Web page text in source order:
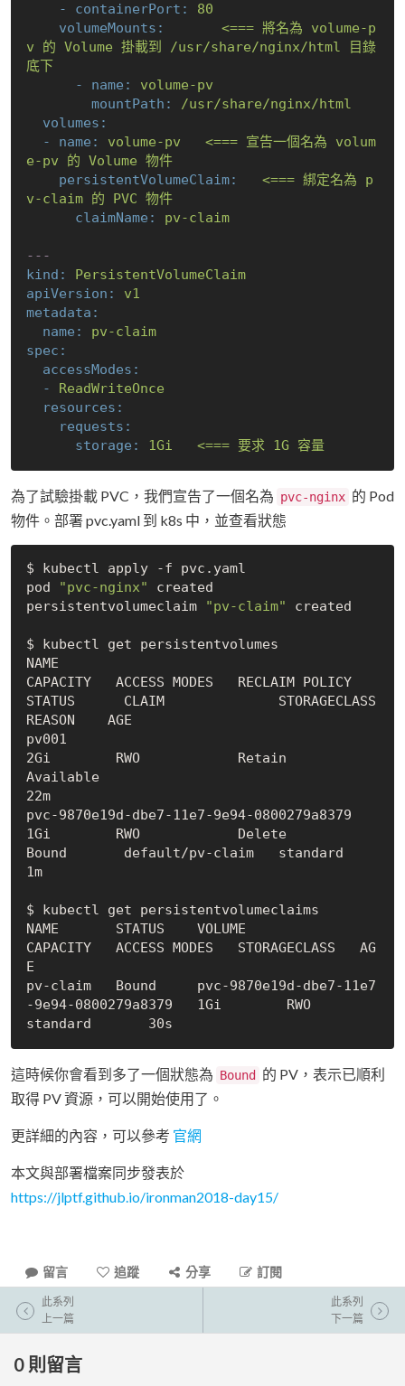
-
containerPort:
80
volumeMounts:
<=== 將名為
volume-p
v
的 Volume 掛載到 /usr/share/nginx/html
目錄
底下
-
name:
volume-pv
mountPath:
/usr/share/nginx/html
volumes:
-
name: volume-pv <=== 宣告一個名為
volum
e-pv
的 Volume 物件
persistentVolumeClaim:
<=== 綁定名為
p
v-claim 的 PVC 物件
claimName:
pv-claim
---
kind:
PersistentVolumeClaim
apiVersion:
v1
metadata:
name:
pv-claim
spec:
accessModes:
-
ReadWriteOnce
resources:
requests:
storage:
1Gi <=== 要求 1G 容量
為了試驗掛載 PVC，我們宣告了一個名為 pvc-nginx 的 Pod
物件。部署 pvc.yaml 到 k8s 中，並查看狀態
$ kubectl apply -f pvc.yaml
pod
"pvc-nginx" created
persistentvolumeclaim
"pv-claim" created
$ kubectl get persistentvolumes
NAME
CAPACITY   ACCESS MODES   RECLAIM POLICY
STATUS      CLAIM              STORAGECLASS
REASON    AGE
pv001
2Gi        RWO            Retain
Available
22m
pvc-9870e19d-dbe7-11e7-9e94-0800279a8379
1Gi        RWO            Delete
Bound       default/pv-claim   standard
1m
$ kubectl get persistentvolumeclaims
NAME       STATUS    VOLUME
CAPACITY   ACCESS MODES   STORAGECLASS   AG
E
pv-claim   Bound     pvc-9870e19d-dbe7-11e7
-9e94-0800279a8379   1Gi        RWO
這時候你會看到多了一個狀態為 Bound
的 PV，表示已順利
取得 PV 資源，可以開始使用了。
更詳細的內容，可以參考 官網
本文與部署檔案同步發表於
https://jlptf.github.io/ironman2018-day15/
留言 追蹤 分享 訂閱
此系列
上一篇
此系列
下一篇
0 則留言